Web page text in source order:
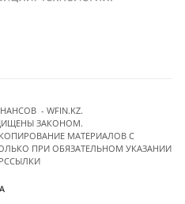
- WFIN.KZ.
ЗАКОНОМ.
МАТЕРИАЛОВ C
ПРИ ОБЯЗАТЕЛЬНОМ УКАЗАНИИ